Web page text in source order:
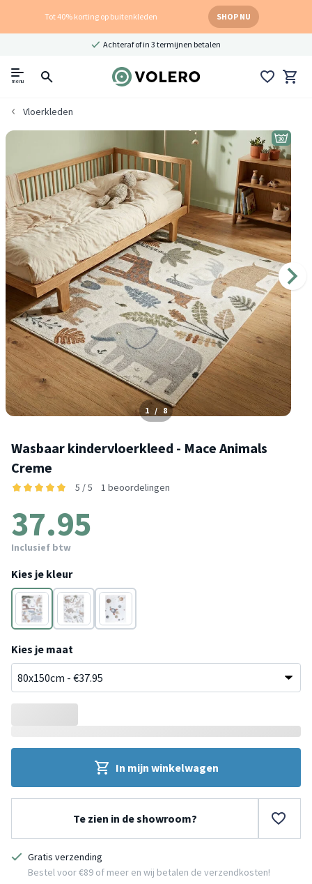
Tot 40% korting op buitenkleden SHOP NU
Achteraf of in 3 termijnen betalen
menu
Vloerkleden
1 / 8
Wasbaar kindervloerkleed - Mace Animals
Creme
5 / 5 1 beoordelingen
37.95
Inclusief btw
Kies je kleur
Crème Crème
Crème
Kies je maat
In mijn winkelwagen
Te zien in de showroom?
Gratis verzending
Bestel voor €89 of meer en wij betalen de verzendkosten!